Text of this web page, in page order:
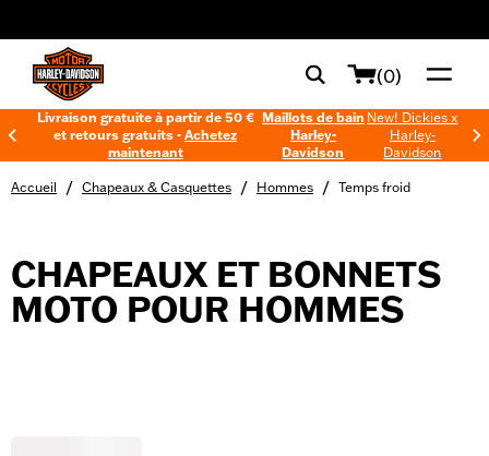
(0)
Livraison gratuite à partir de 50 €
et retours gratuits -Achetez
maintenant
Maillots de bain
Harley-
Davidson
New! Dickies x
Harley-
Davidson
Accueil / Chapeaux & Casquettes / Hommes / Temps froid
CHAPEAUX ET BONNETS
MOTO POUR HOMMES